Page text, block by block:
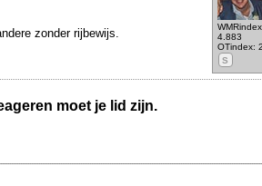
4.883
OTindex:
S
zonder rijbewijs.
moet je lid zijn.